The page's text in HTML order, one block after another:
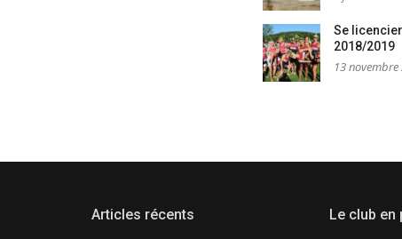
Se licencier
2018/2019
13 novembre
Articles récents Le club en